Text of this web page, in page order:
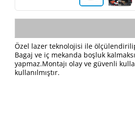
Özel lazer teknolojisi ile
Bagaj ve iç mekanda boşluk
yapmaz.Montajı olay ve güvenli
kullanılmıştır.